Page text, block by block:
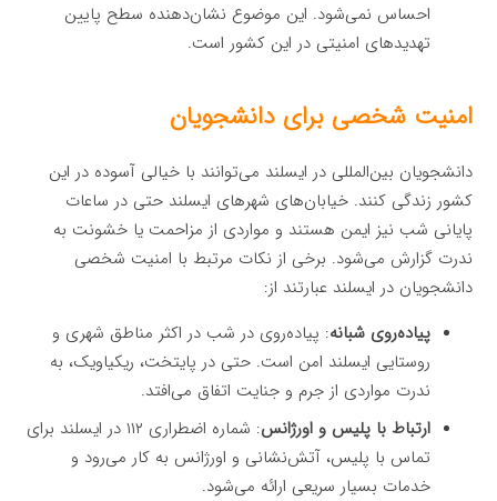
احساس نمی‌شود. این موضوع نشان‌دهنده سطح پایین
تهدیدهای امنیتی در این کشور است.
امنیت شخصی برای دانشجویان
دانشجویان بین‌المللی در ایسلند می‌توانند با خیالی آسوده در این
کشور زندگی کنند. خیابان‌های شهرهای ایسلند حتی در ساعات
پایانی شب نیز ایمن هستند و مواردی از مزاحمت یا خشونت به
ندرت گزارش می‌شود. برخی از نکات مرتبط با امنیت شخصی
دانشجویان در ایسلند عبارتند از:
پیاده‌روی شبانه: پیاده‌روی در شب در اکثر مناطق شهری و
روستایی ایسلند امن است. حتی در پایتخت، ریکیاویک، به
ندرت مواردی از جرم و جنایت اتفاق می‌افتد.
ارتباط با پلیس و اورژانس
: شماره اضطراری ۱۱۲ در ایسلند برای
تماس با پلیس، آتش‌نشانی و اورژانس به کار می‌رود و
خدمات بسیار سریعی ارائه می‌شود.